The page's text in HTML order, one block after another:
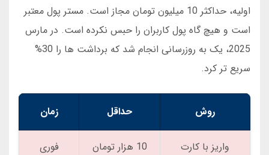
اولیه، حداکثر 10 میلیون تومان مجاز است. مستر پول معتبر
است و هیچ گاه پول کاربران را حبس نکرده است. در مارس
2025، یک به روزرسانی انجام شد که برداشت ها را 30%
سریع تر کرد.
روش حداقل زمان
واریز با کارت 10 هزار تومان فوری